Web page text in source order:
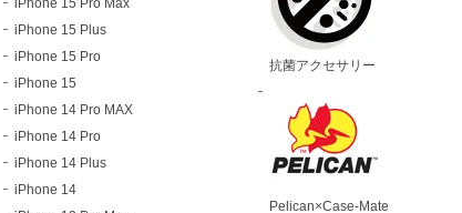
iPhone 15 Pro Max
iPhone 15 Plus
iPhone 15 Pro
iPhone 15
iPhone 14 Pro MAX
iPhone 14 Pro
iPhone 14 Plus
iPhone 14
抗菌アクセサリー
Pelican×Case-Mate